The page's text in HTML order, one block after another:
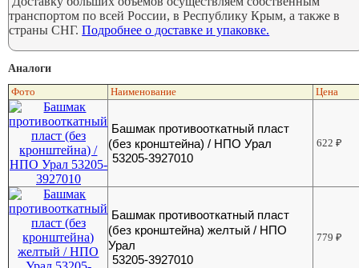
транспортом по всей России, в Республику Крым, а также в
страны СНГ.Подробнее о доставке и упаковке.
Аналоги
Фото Наименование Цена
Башмак противооткатный пласт
(без кронштейна) / НПО Урал
53205-3927010
622₽
Башмак противооткатный пласт
(без кронштейна) желтый / НПО
Урал
53205-3927010
779₽